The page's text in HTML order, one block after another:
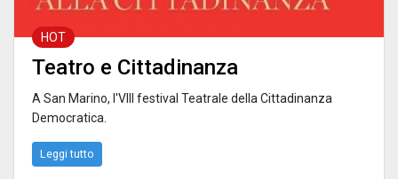
HOT
Teatro e Cittadinanza
A San Marino, l'VIII festival Teatrale della Cittadinanza
Democratica.
Leggi tutto